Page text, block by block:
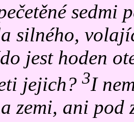
sedmi
silného,
jest hoden
jejich? 3I
zemi, ani pod